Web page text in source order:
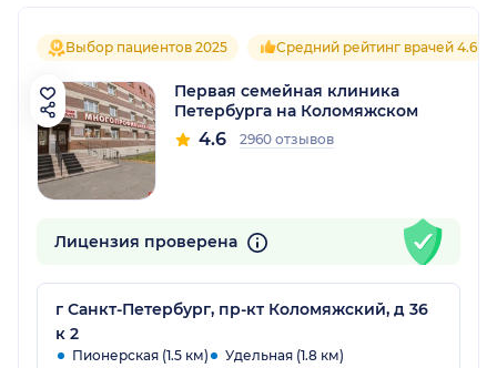
Выбор пациентов 2025 Средний рейтинг врачей 4.6
Первая семейная клиника
Петербурга на Коломяжском
4.6 2960 отзывов
Лицензия проверена
г Санкт-Петербург, пр-кт Коломяжский, д 36
к 2
Пионерская (1.5 км)
Удельная (1.8 км)